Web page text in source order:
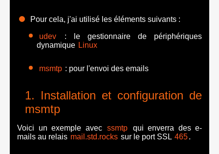
Pour cela, j'ai utilisé les éléments suivants :
udev
: le gestionnaire de périphériques
dynamique Linux
msmtp : pour l'envoi des emails
Installation et configuration de
msmtp
Voici un exemple avec ssmtp
qui enverra des e-
mails au relais mail.std.rocks sur le port SSL 465.